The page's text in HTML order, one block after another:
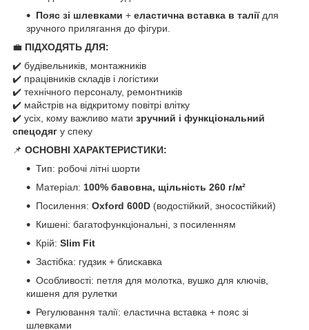
Пояс зі шлевками + еластична вставка в таліїдля
зручного прилягання до фігури.
💼 ПІДХОДЯТЬ ДЛЯ:
✔️ будівельників, монтажників
✔️ працівників складів і логістики
✔️ технічного персоналу, ремонтників
✔️ майстрів на відкритому повітрі влітку
✔️ усіх, кому важливо мати зручний і функціональний
спецодяг у спеку
📌 ОСНОВНІ ХАРАКТЕРИСТИКИ:
Тип: робочі літні шорти
Матеріал: 100% бавовна, щільність 260 г/м²
Посилення: Oxford 600D (водостійкий, зносостійкий)
Кишені: багатофункціональні, з посиленням
Крій: Slim Fit
Застібка: гудзик + блискавка
Особливості: петля для молотка, вушко для ключів,
кишеня для рулетки
Регулювання талії: еластична вставка + пояс зі
шлевками